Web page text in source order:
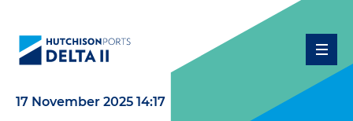
17 November 2025 14:17